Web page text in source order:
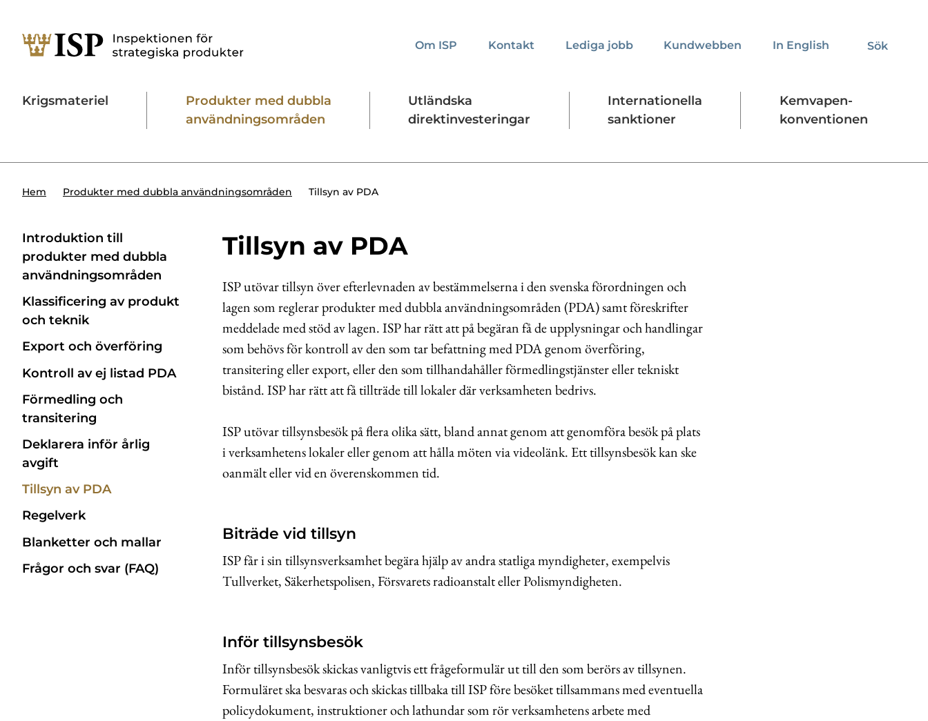
Utländska direktinvesteringar Kontakta oss Presskontakt Forskningssäkerhet Regelverk
Om ISP Kontakt Lediga jobb Kundwebben In English Sök
Krigsmateriel
Produkter med dubbla
användningsområden
Utländska
direktinvesteringar
Internationella
sanktioner
Kemvapen-
konventionen
Hem Produkter med dubbla användningsområden Tillsyn av PDA
Introduktion till
produkter med dubbla
användnings­områden
Klassificering av produkt
och teknik
Export och överföring
Kontroll av ej listad PDA
Förmedling och
transitering
Deklarera inför årlig
avgift
Tillsyn av PDA
Regelverk
Blanketter och mallar
Frågor och svar (FAQ)
Tillsyn av PDA
ISP utövar tillsyn över efterlevnaden av bestämmelserna i den svenska förordningen och
lagen som reglerar produkter med dubbla användningsområden (PDA) samt föreskrifter
meddelade med stöd av lagen. ISP har rätt att på begäran få de upplysningar och handlingar
som behövs för kontroll av den som tar befattning med PDA genom överföring,
transitering eller export, eller den som tillhandahåller förmedlingstjänster eller tekniskt
bistånd. ISP har rätt att få tillträde till lokaler där verksamheten bedrivs.
ISP utövar tillsynsbesök på flera olika sätt, bland annat genom att genomföra besök på plats
i verksamhetens lokaler eller genom att hålla möten via videolänk. Ett tillsynsbesök kan ske
oanmält eller vid en överenskommen tid.
Biträde vid tillsyn
ISP får i sin tillsynsverksamhet begära hjälp av andra statliga myndigheter, exempelvis
Tullverket, Säkerhetspolisen, Försvarets radioanstalt eller Polismyndigheten.
Inför tillsynsbesök
Inför tillsynsbesök skickas vanligtvis ett frågeformulär ut till den som berörs av tillsynen.
Formuläret ska besvaras och skickas tillbaka till ISP före besöket tillsammans med eventuella
policydokument, instruktioner och lathundar som rör verksamhetens arbete med